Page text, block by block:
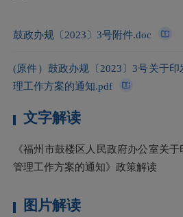
鼓政办规〔2023〕3号附件.doc
(原件）鼓政办规〔2023〕3号关于
理工作方案的通知.pdf
文字解读
《福州市鼓楼区人民政府办公室关
管理工作方案的通知》政策解读
图片解读